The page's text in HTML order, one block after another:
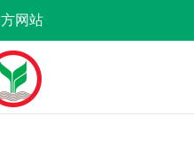
网站